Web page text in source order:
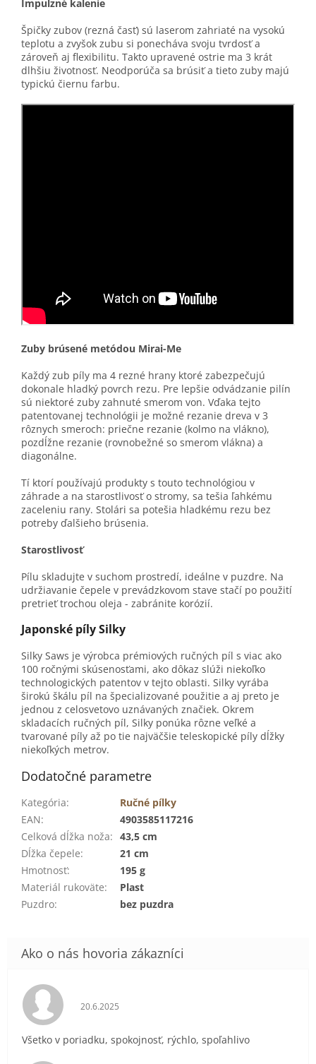
Impulzné kalenie
Špičky zubov (rezná časť) sú laserom zahriaté na vysokú
teplotu a zvyšok zubu si ponecháva svoju tvrdosť a
zároveň aj flexibilitu. Takto upravené ostrie ma 3 krát
dlhšiu životnosť. Neodporúča sa brúsiť a tieto zuby majú
typickú čiernu farbu.
Zuby brúsené metódou Mirai-Me
Každý zub píly ma 4 rezné hrany ktoré zabezpečujú
dokonale hladký povrch rezu. Pre lepšie odvádzanie pilín
sú niektoré zuby zahnuté smerom von. Vďaka tejto
patentovanej technológii je možné rezanie dreva v 3
rôznych smeroch: priečne rezanie (kolmo na vlákno),
pozdĺžne rezanie (rovnobežné so smerom vlákna) a
diagonálne.
Tí ktorí používajú produkty s touto technológiou v
záhrade a na starostlivosť o stromy, sa tešia ľahkému
zaceleniu rany. Stolári sa potešia hladkému rezu bez
potreby ďalšieho brúsenia.
Starostlivosť
Pílu skladujte v suchom prostredí, ideálne v puzdre. Na
udržiavanie čepele v prevádzkovom stave stačí po použití
pretrieť trochou oleja - zabránite korózií.
Japonské píly Silky
Silky Saws je výrobca prémiových ručných píl s viac ako
100 ročnými skúsenosťami, ako dôkaz slúži niekoľko
technologických patentov v tejto oblasti. Silky vyrába
širokú škálu píl na špecializované použitie a aj preto je
jednou z celosvetovo uznávaných značiek. Okrem
skladacích ručných píl, Silky ponúka rôzne veľké a
tvarované píly až po tie najväčšie teleskopické píly dĺžky
niekoľkých metrov.
Dodatočné parametre
Kategória:
Ručné pílky
EAN:
4903585117216
Celková dĺžka noža: 43,5 cm
Dĺžka čepele:
21 cm
Hmotnosť:
195 g
Materiál rukoväte:
Plast
Puzdro: bez puzdra
Hodnotenie obchodu je 5 z 5 hviezdičiek.
20.6.2025
Všetko v poriadku, spokojnosť, rýchlo, spoľahlivo